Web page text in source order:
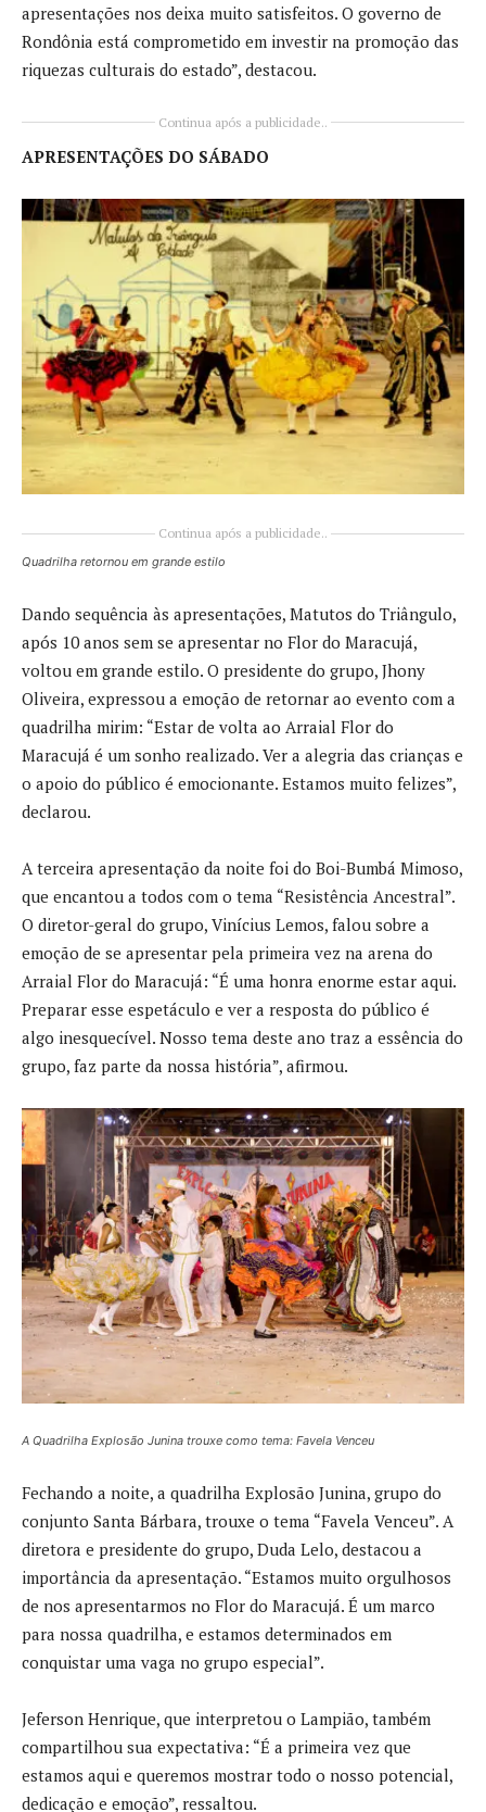
apresentações nos deixa muito satisfeitos. O governo de
Rondônia está comprometido em investir na promoção das
riquezas culturais do estado”, destacou.
Continua após a publicidade..
APRESENTAÇÕES DO SÁBADO
Continua após a publicidade..
Quadrilha retornou em grande estilo
Dando sequência às apresentações, Matutos do Triângulo,
após 10 anos sem se apresentar no Flor do Maracujá,
voltou em grande estilo. O presidente do grupo, Jhony
Oliveira, expressou a emoção de retornar ao evento com a
quadrilha mirim: “Estar de volta ao Arraial Flor do
Maracujá é um sonho realizado. Ver a alegria das crianças e
o apoio do público é emocionante. Estamos muito felizes”,
declarou.
A terceira apresentação da noite foi do Boi-Bumbá Mimoso,
que encantou a todos com o tema “Resistência Ancestral”.
O diretor-geral do grupo, Vinícius Lemos, falou sobre a
emoção de se apresentar pela primeira vez na arena do
Arraial Flor do Maracujá: “É uma honra enorme estar aqui.
Preparar esse espetáculo e ver a resposta do público é
algo inesquecível. Nosso tema deste ano traz a essência do
grupo, faz parte da nossa história”, afirmou.
A Quadrilha Explosão Junina trouxe como tema: Favela Venceu
Fechando a noite, a quadrilha Explosão Junina, grupo do
conjunto Santa Bárbara, trouxe o tema “Favela Venceu”. A
diretora e presidente do grupo, Duda Lelo, destacou a
importância da apresentação. “Estamos muito orgulhosos
de nos apresentarmos no Flor do Maracujá. É um marco
para nossa quadrilha, e estamos determinados em
conquistar uma vaga no grupo especial”.
Jeferson Henrique, que interpretou o Lampião, também
compartilhou sua expectativa: “É a primeira vez que
estamos aqui e queremos mostrar todo o nosso potencial,
dedicação e emoção”, ressaltou.